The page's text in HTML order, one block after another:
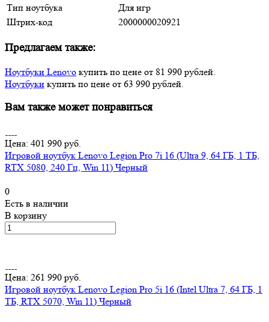
Тип ноутбука
Для игр
Штрих-код
2000000020921
Предлагаем также:
Ноутбуки Lenovo купить по цене от 81 990 рублей.
Ноутбуки купить по цене от 63 990 рублей.
Вам также может понравиться
Цена: 401 990 руб.
Игровой ноутбук Lenovo Legion Pro 7i 16 (Ultra 9, 64 ГБ, 1 ТБ,
RTX 5080, 240 Гц, Win 11) Черный
0
Есть в наличии
В корзину
Цена: 261 990 руб.
Игровой ноутбук Lenovo Legion Pro 5i 16 (Intel Ultra 7, 64 ГБ, 1
ТБ, RTX 5070, Win 11) Черный